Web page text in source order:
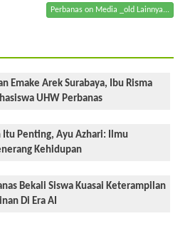
Perbanas on Media _old Lainnya...
Emake Arek Surabaya, Ibu Risma
UHW Perbanas
Itu Penting, Ayu Azhari: Ilmu
Kehidupan
Bekali Siswa Kuasai Keterampilan
Di Era AI